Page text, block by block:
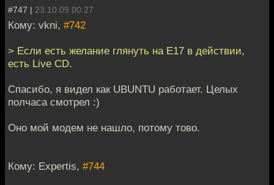
#747 | 23.10.09 00:27
Кому: vkni, #742
> Если есть желание глянуть на E17 в действии,
есть Live CD.
Спасибо, я видел как UBUNTU работает. Целых
полчаса смотрел :)
Оно мой модем не нашло, потому тово.
Кому: Expertis, #744